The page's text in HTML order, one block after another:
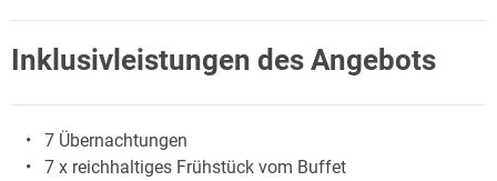
Inklusivleistungen des Angebots
7 Übernachtungen
7 x reichhaltiges Frühstück vom Buffet